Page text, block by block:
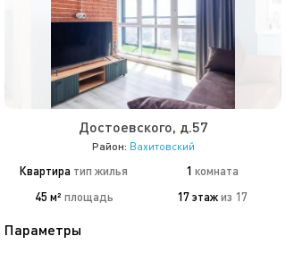
Достоевского, д.57
Район: Вахитовский
Квартира тип жилья 1 комната
45 м² площадь 17 этажиз 17
Параметры